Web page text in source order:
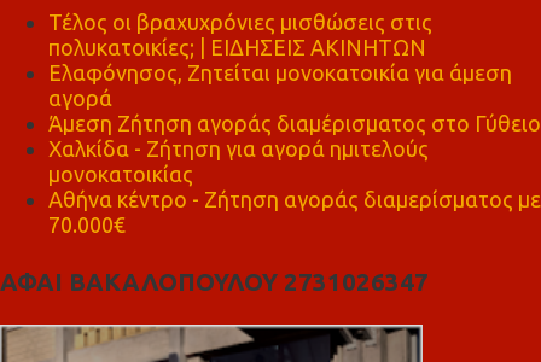
Τέλος οι βραχυχρόνιες μισθώσεις στις
πολυκατοικίες; | ΕΙΔΗΣΕΙΣ ΑΚΙΝΗΤΩΝ
Ελαφόνησος, Ζητείται μονοκατοικία για άμεση
αγορά
Άμεση Ζήτηση αγοράς διαμέρισματος στο Γύθειο
Χαλκίδα - Ζήτηση για αγορά ημιτελούς
μονοκατοικίας
Αθήνα κέντρο - Ζήτηση αγοράς διαμερίσματος με
70.000€
ΑΦΑΙ ΒΑΚΑΛΟΠΟΥΛΟΥ 2731026347